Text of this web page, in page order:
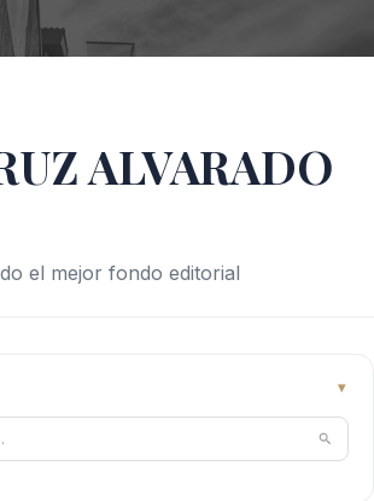
ALVARADO
el mejor fondo editorial